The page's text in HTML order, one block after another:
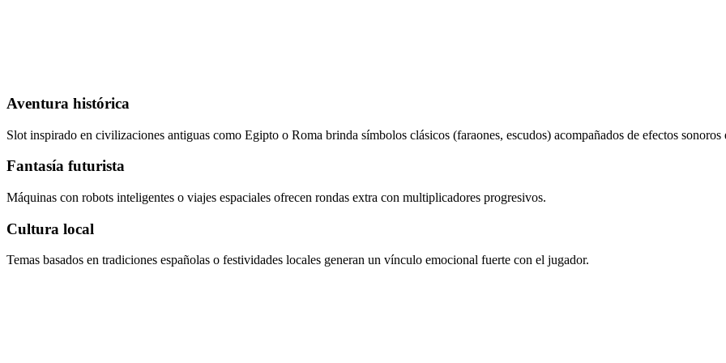
Aventura histórica
Slot inspirado en civilizaciones antiguas como Egipto o Roma brinda símbolos clásicos (faraones, escudos) acompañados de efectos sonoros
Fantasía futurista
Máquinas con robots inteligentes o viajes espaciales ofrecen rondas extra con multiplicadores progresivos.
Cultura local
Temas basados en tradiciones españolas o festividades locales generan un vínculo emocional fuerte con el jugador.